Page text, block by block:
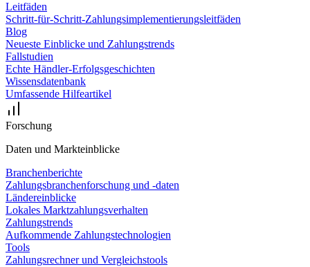
Leitfäden
Schritt-für-Schritt-Zahlungsimplementierungsleitfäden
Blog
Neueste Einblicke und Zahlungstrends
Fallstudien
Echte Händler-Erfolgsgeschichten
Wissensdatenbank
Umfassende Hilfeartikel
Forschung
Daten und Markteinblicke
Branchenberichte
Zahlungsbranchenforschung und -daten
Ländereinblicke
Lokales Marktzahlungsverhalten
Zahlungstrends
Aufkommende Zahlungstechnologien
Tools
Zahlungsrechner und Vergleichstools